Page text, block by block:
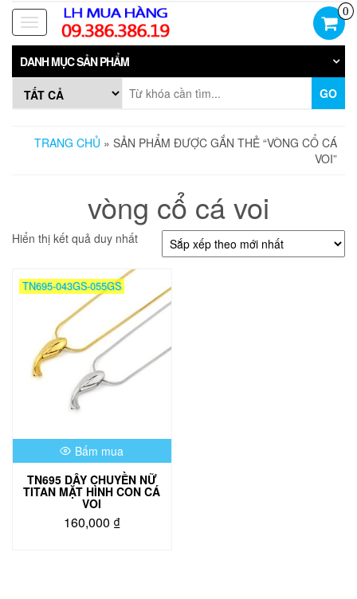
Skip
the
content
Toggle
navigation
0
DANH MỤC SẢN PHẨM
GO
TRANG CHỦ » SẢN PHẨM ĐƯỢC GẮN THẺ “VÒNG CỔ CÁ
VOI”
vòng cổ cá voi
Hiển thị kết quả duy nhất
TN695-043GS-055GS
Bấm mua
TN695 DÂY CHUYỀN NỮ
TITAN MẶT HÌNH CON CÁ
VOI
160,000 ₫